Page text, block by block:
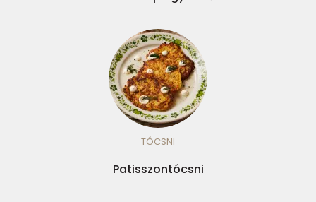
TÓCSNI
Patisszontócsni